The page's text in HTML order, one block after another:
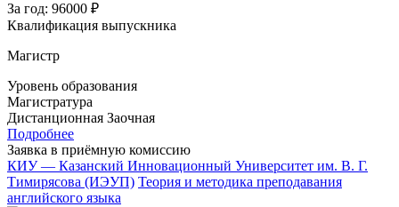
За год: 96000 ₽
Квалификация выпускника
Магистр
Уровень образования
Магистратура
Дистанционная Заочная
Подробнее
Заявка в приёмную комиссию
КИУ — Казанский Инновационный Университет им. В. Г.
Тимирясова (ИЭУП) Теория и методика преподавания
английского языка